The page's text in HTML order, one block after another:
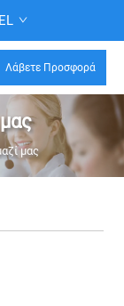
EL
Λάβετε Προσφορά
μας